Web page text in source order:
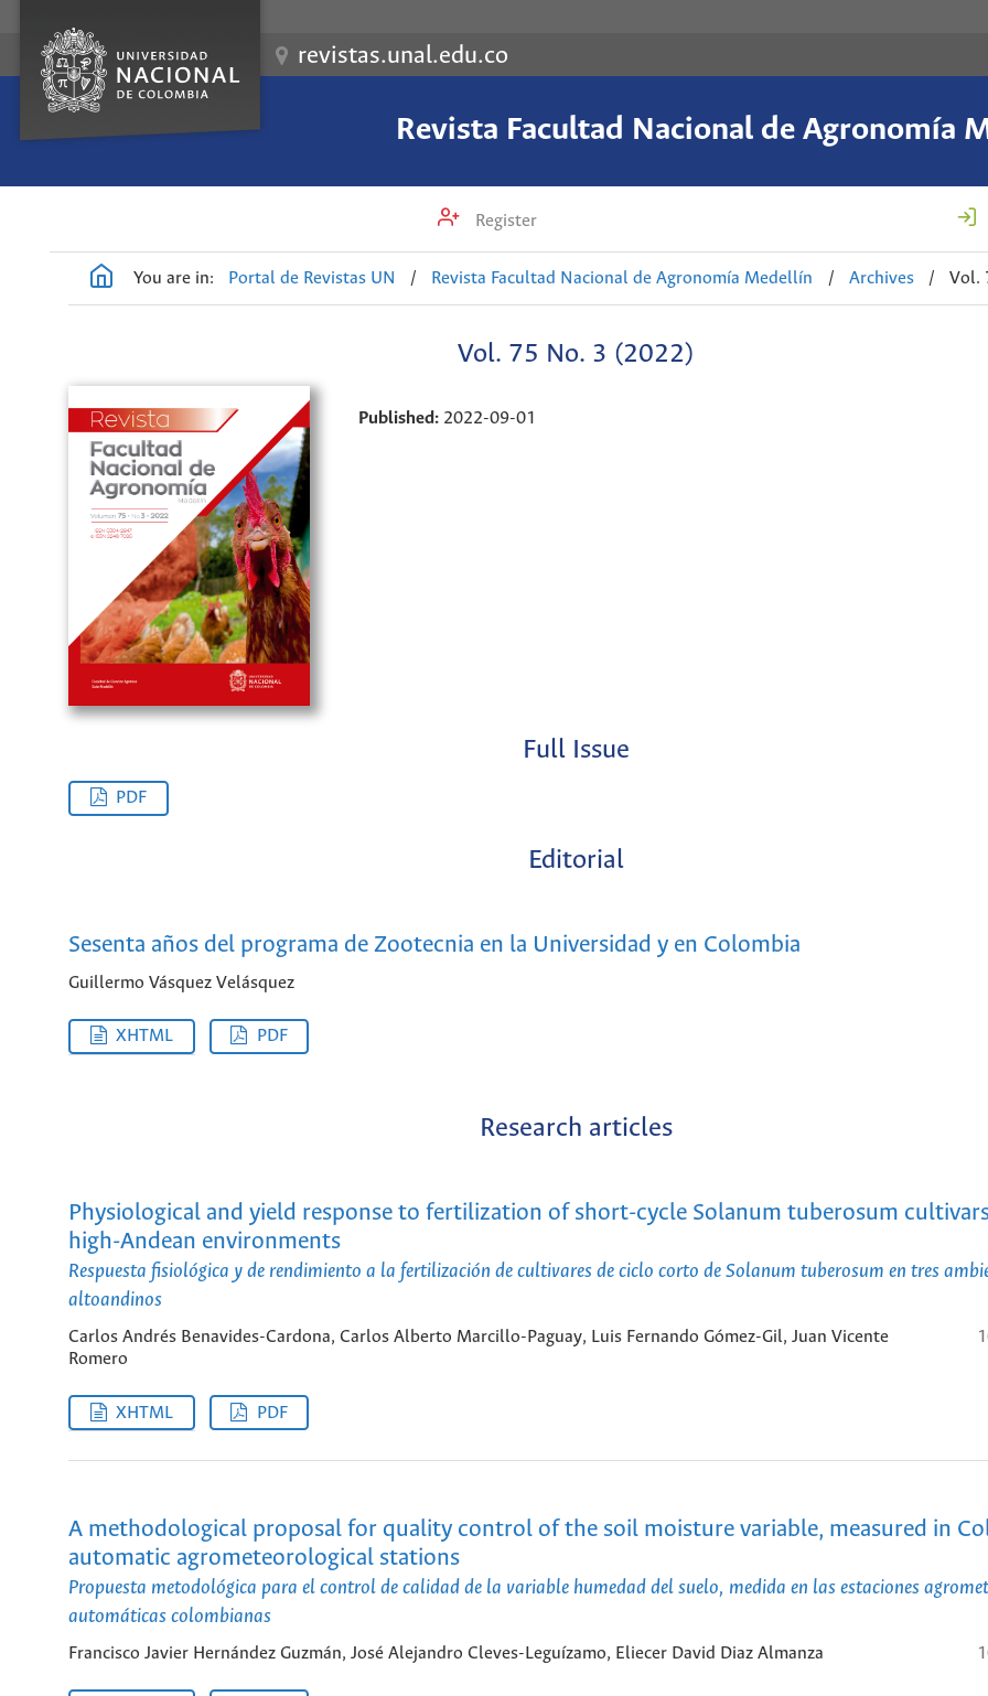
revistas.unal.edu.co
Revista Facultad Nacional de Agronomía
Register
You are in: Portal de Revistas UN / Revista Facultad Nacional de Agronomía Medellín / Archives / Vol.
Vol. 75 No. 3 (2022)
Published: 2022-09-01
Full Issue
PDF
Editorial
Sesenta años del programa de Zootecnia en la Universidad y en Colombia
Guillermo Vásquez Velásquez
XHTML PDF
Research articles
Physiological and yield response to fertilization of short-cycle Solanum tuberosum
high-Andean environments
Respuesta fisiológica y de rendimiento a la fertilización de cultivares de ciclo corto de Solanum tuberosum en tres
altoandinos
Carlos Andrés Benavides-Cardona, Carlos Alberto Marcillo-Paguay, Luis Fernando Gómez-Gil, Juan Vicente
Romero
XHTML PDF
A methodological proposal for quality control of the soil moisture variable, measured in
automatic agrometeorological stations
Propuesta metodológica para el control de calidad de la variable humedad del suelo, medida en las estaciones
automáticas colombianas
Francisco Javier Hernández Guzmán, José Alejandro Cleves-Leguízamo, Eliecer David Diaz Almanza